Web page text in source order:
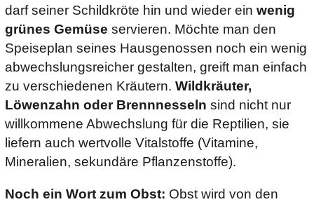
darf seiner Schildkröte hin und wieder einwenig
grünes Gemüse servieren. Möchte man den
Speiseplan seines Hausgenossen noch ein wenig
abwechslungsreicher gestalten, greift man einfach
zu verschiedenen Kräutern.Wildkräuter,
Löwenzahn oder Brennnesseln sind nicht nur
willkommene Abwechslung für die Reptilien, sie
liefern auch wertvolle Vitalstoffe (Vitamine,
Mineralien, sekundäre Pflanzenstoffe).
Noch ein Wort zum Obst: Obst wird von den